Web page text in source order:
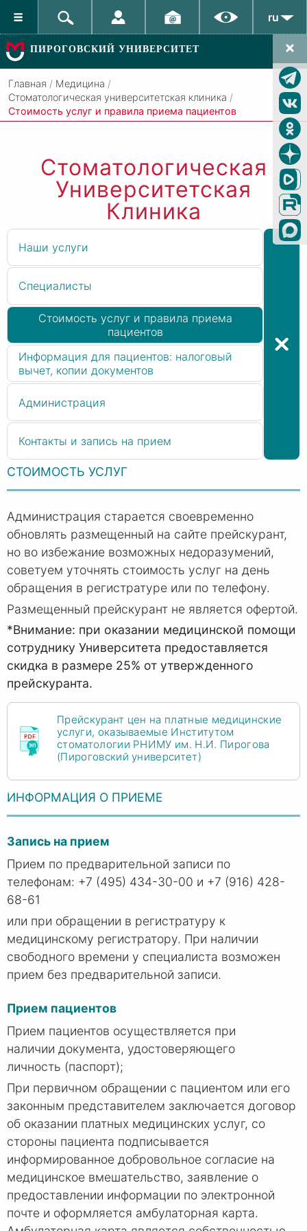
ru
ПИРОГОВСКИЙ УНИВЕРСИТЕТ
Главная / Медицина /
Стоматологическая университетская клиника /
Стоимость услуг и правила приема пациентов
Стоматологическая
Университетская
Клиника
Наши услуги
Специалисты
Стоимость услуг и правила приема
пациентов
Информация для пациентов: налоговый
вычет, копии документов
Администрация
Контакты и запись на прием
СТОИМОСТЬ УСЛУГ
Администрация старается своевременно
обновлять размещенный на сайте прейскурант,
но во избежание возможных недоразумений,
советуем уточнять стоимость услуг на день
обращения в регистратуре или по телефону.
Размещенный прейскурант не является офертой.
*Внимание: при оказании медицинской помощи
сотруднику Университета предоставляется
скидка в размере 25% от утвержденного
прейскуранта.
Прейскурант цен на платные медицинские
услуги, оказываемые Институтом
стоматологии РНИМУ им. Н.И. Пирогова
(Пироговский университет)
ИНФОРМАЦИЯ О ПРИЕМЕ
Запись на прием
Прием по предварительной записи по
телефонам: +7 (495) 434-30-00 и +7 (916) 428-
68-61
или при обращении в регистратуру к
медицинскому регистратору. При наличии
свободного времени у специалиста возможен
прием без предварительной записи.
Прием пациентов
Прием пациентов осуществляется при
наличии документа, удостоверяющего
личность (паспорт);
При первичном обращении с пациентом или его
законным представителем заключается договор
об оказании платных медицинских услуг, со
стороны пациента подписывается
информированное добровольное согласие на
медицинское вмешательство, заявление о
предоставлении информации по электронной
почте и оформляется амбулаторная карта.